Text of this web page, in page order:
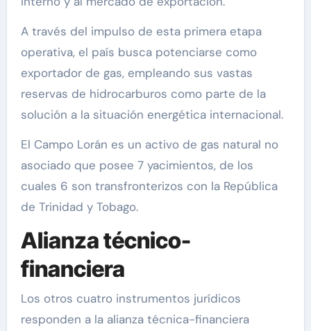
A través del impulso de esta primera etapa
operativa, el país busca potenciarse como
exportador de gas, empleando sus vastas
reservas de hidrocarburos como parte de la
solución a la situación energética internacional.
El Campo Lorán es un activo de gas natural no
asociado que posee 7 yacimientos, de los
cuales 6 son transfronterizos con la República
de Trinidad y Tobago.
Alianza técnico-
financiera
Los otros cuatro instrumentos jurídicos
responden a la alianza técnica-financiera